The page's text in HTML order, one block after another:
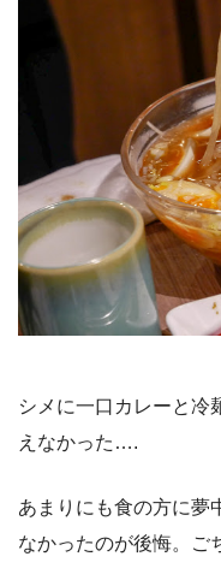
シメに一口カレーと
えなかった….
あまりにも食の方に夢
なかったのが後悔。ご